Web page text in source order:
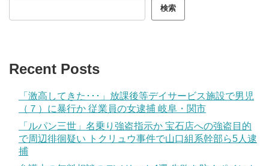
検索
Recent Posts
「激高してきた･･･」放課後等デイサービス施設で男児
（７）に暴行か 従業員の女逮捕 岐阜・関市
「ルパン三世」名乗り強盗指示か 宝石店への強盗目的
で周辺徘徊疑い トクリュウ事件で山口組系幹部ら5人逮
捕